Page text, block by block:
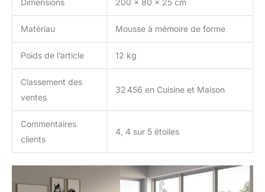
reprendra sa forme
Garantie 2 ans
EVERGREENWEB
Dimensions 200 x 80 x 25 cm
Matériau Mousse à mémoire de forme
Poids de l’article 12 kg
Classement des
ventes
32 456 en Cuisine et Maison
Commentaires
clients
4, 4 sur 5 étoiles